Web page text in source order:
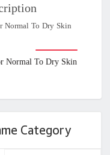
Normal To Dry Skin
Normal To Dry Skin
Category